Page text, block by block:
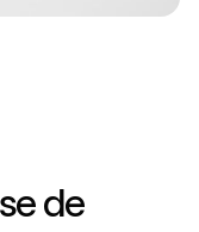
e de